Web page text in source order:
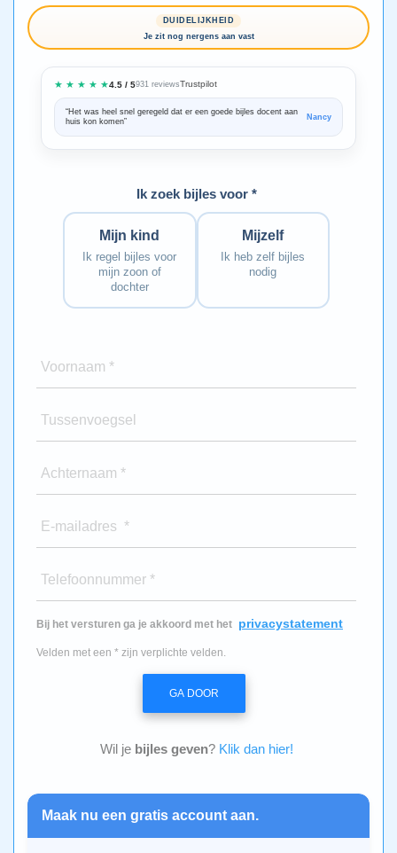
DUIDELIJKHEID
Je zit nog nergens aan vast
★ ★ ★ ★ ★4.5 / 5931 reviewsTrustpilot
“Het was heel snel geregeld dat er een goede bijles docent aan
huis kon komen”
Nancy
Ik zoek bijles voor *
Mijn kind
Ik regel bijles voor
mijn zoon of
dochter
Mijzelf
Ik heb zelf bijles
nodig
Voornaam *
Tussenvoegsel
Achternaam *
E-mailadres *
Telefoonnummer *
Bij het versturen ga je akkoord met het privacystatement
Velden met een * zijn verplichte velden.
GA DOOR
Wil je bijles geven? Klik dan hier!
Maak nu een gratis account aan.